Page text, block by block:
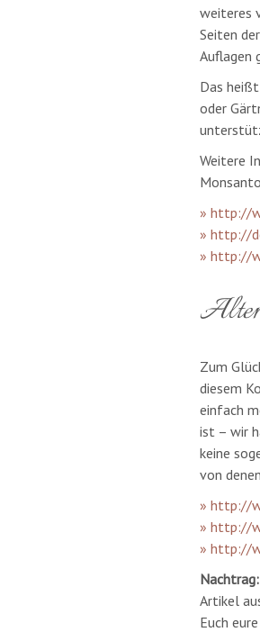
weiteres
Seiten
Auflagen
Das
oder
Weitere
» http://
» http://
» http://
Zum
diesem
einfach
ist – wir
keine
von
» http://
» http://
» http://
Nachtrag:
Artikel
Euch